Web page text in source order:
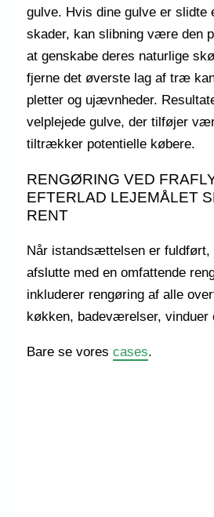
gulve. Hvis dine gulve er slidte
skader, kan slibning være den
at genskabe deres naturlige
fjerne det øverste lag af træ
pletter og ujævnheder.
velplejede gulve, der tilføjer
tiltrækker potentielle købere.
RENGØRING VED
EFTERLAD LEJEMÅLET
RENT
Når istandsættelsen er fuldført,
afslutte med en omfattende
inkluderer rengøring af alle
køkken, badeværelser, vinduer
Bare se vorescases.